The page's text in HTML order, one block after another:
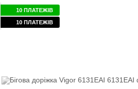
10 ПЛАТЕЖІВ
10 ПЛАТЕЖІВ